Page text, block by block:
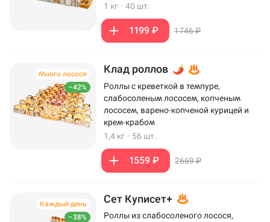
1 кг · 40 шт.
1199 ₽ 1746 ₽
–42%
Много лосося Клад роллов
Роллы с креветкой в темпуре,
слабосоленым лососем, копченым
лососем, варено-копченой курицей и
крем-крабом
1,4 кг · 56 шт.
1559 ₽ 2669 ₽
–38%
Каждый день Сет Куписет+
Роллы из слабосоленого лосося,